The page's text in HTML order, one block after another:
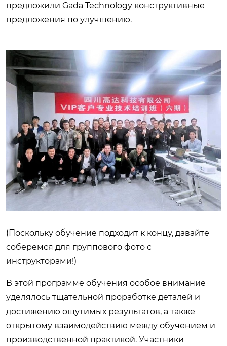
предложили Gada Technology конструктивные
предложения по улучшению.
(Поскольку обучение подходит к концу, давайте
соберемся для группового фото с
инструкторами!)
В этой программе обучения особое внимание
уделялось тщательной проработке деталей и
достижению ощутимых результатов, а также
открытому взаимодействию между обучением и
производственной практикой. Участники